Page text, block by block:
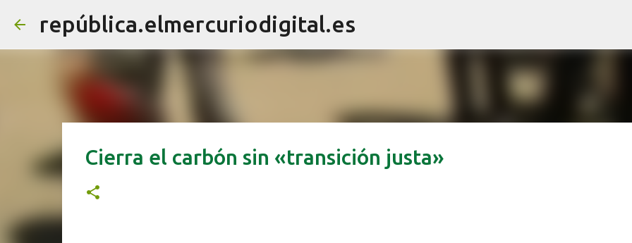
república.elmercuriodigital.es
Cierra el carbón sin «transición justa»